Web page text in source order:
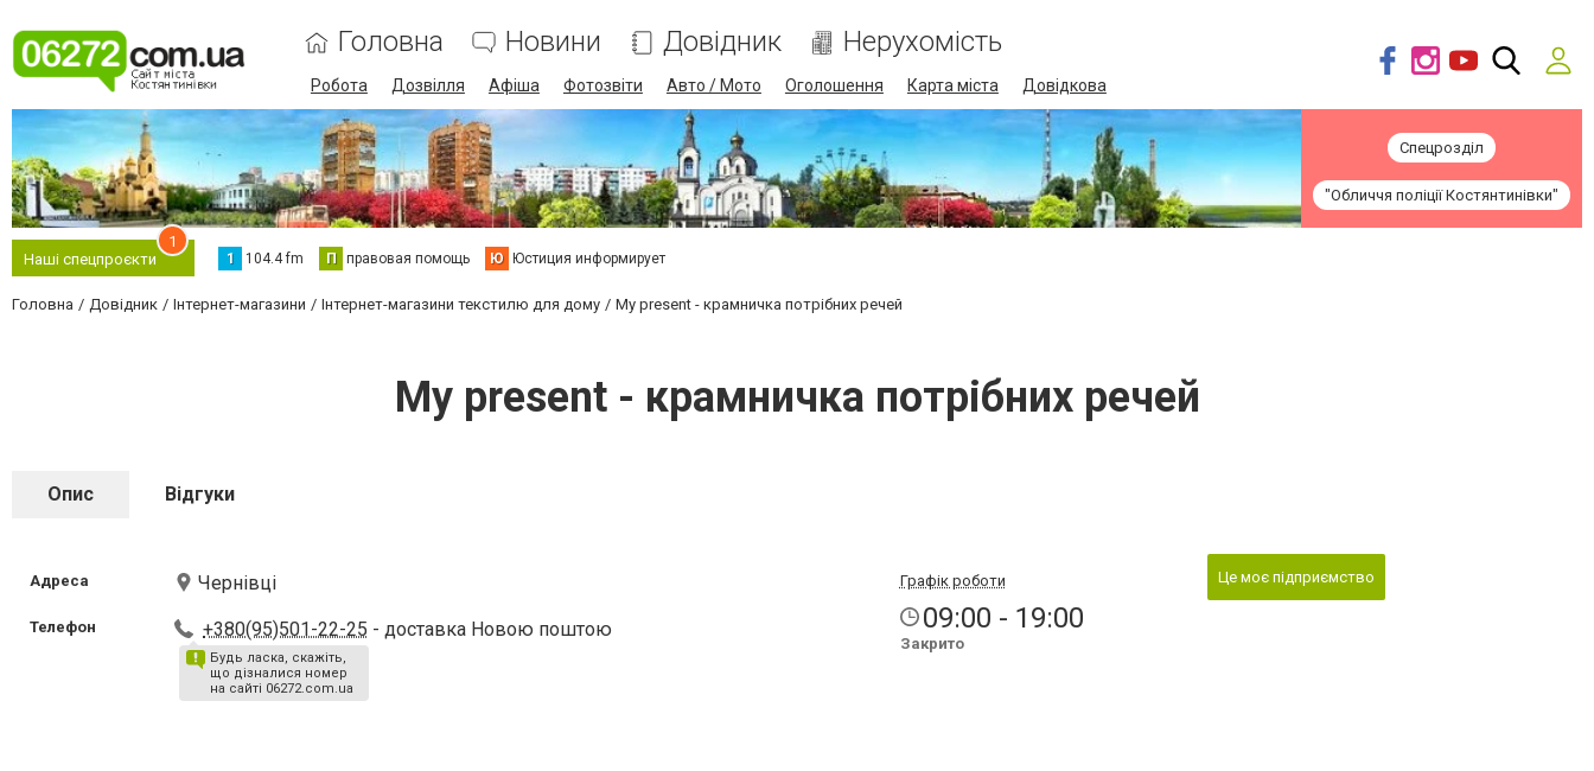
Головна Новини Довідник Нерухомість
Робота Дозвілля Афіша Фотозвіти Авто / Мото Оголошення Карта міста Довідкова
Спецрозділ
"Обличчя поліції Костянтинівки"
Наші спецпроєкти
1
1 104.4 fm П правовая помощь Ю Юстиция информирует
Головна Довідник Інтернет-магазини Інтернет-магазини текстилю для дому My present - крамничка потрібних речей
My present - крамничка потрібних речей
Опис Відгуки
Адреса Чернівці
Телефон +380(95)501-22-25 - доставка Новою поштою
Будь ласка, скажіть,
що дізналися номер
на сайті 06272.com.ua
Графік роботи
09:00 - 19:00
Закрито
Це моє підприємство